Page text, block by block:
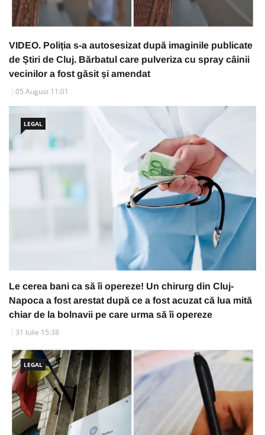
VIDEO. Poliția s-a autosesizat după imaginile publicate
de Știri de Cluj. Bărbatul care pulveriza cu spray câinii
vecinilor a fost găsit și amendat
05 August 11:01
LEGAL
Le cerea bani ca să îi opereze! Un chirurg din Cluj-
Napoca a fost arestat după ce a fost acuzat că lua mită
chiar de la bolnavii pe care urma să îi opereze
31 Iulie 15:38
LEGAL